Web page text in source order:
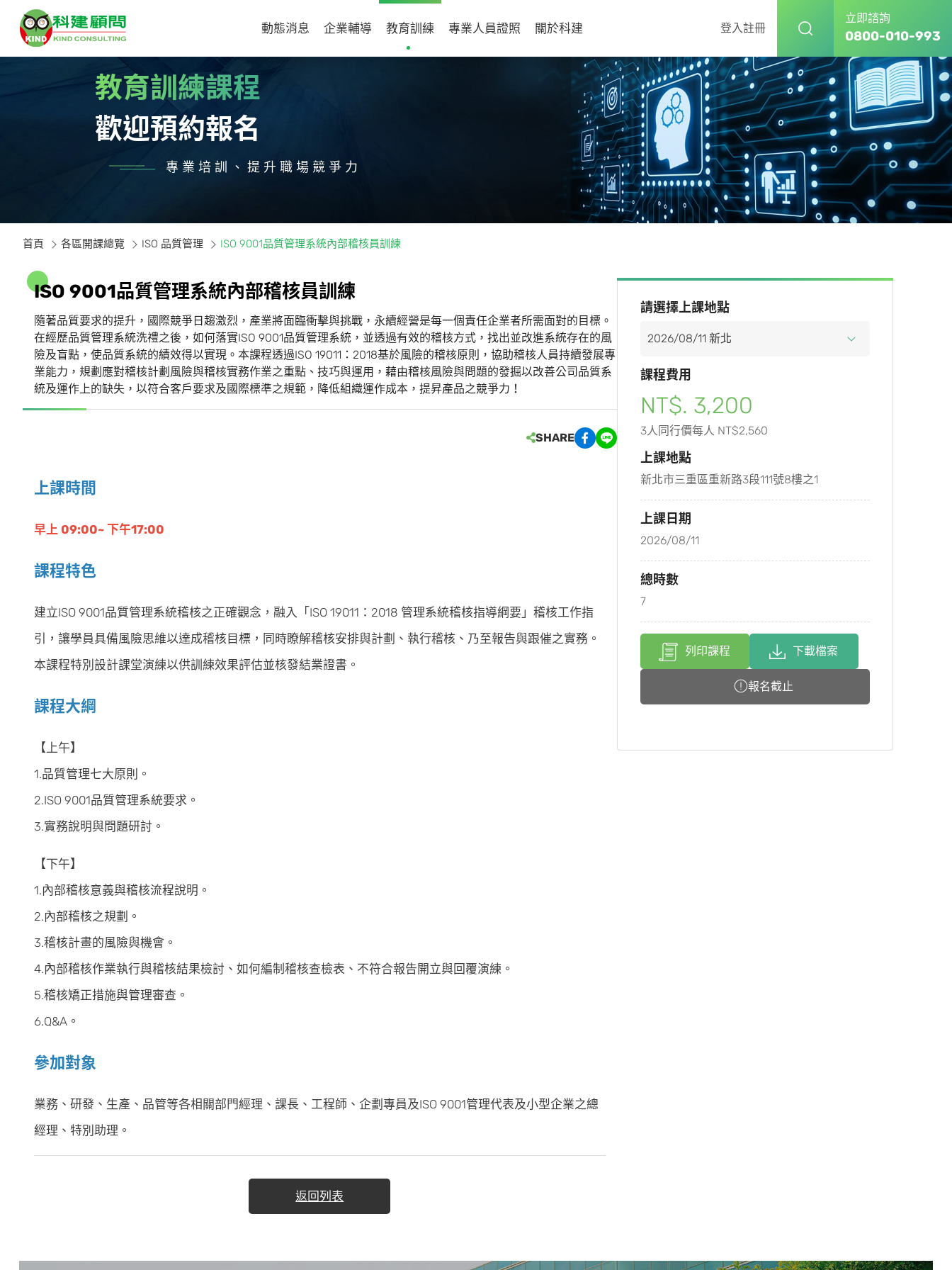
動態消息 企業輔導 教育訓練 專業人員證照 關於科建 登入註冊
立即諮詢
0800-010-993
教育訓練課程
歡迎預約報名
專業培訓、提升職場競爭力
首頁 各區開課總覽 ISO 品質管理 ISO 9001品質管理系統內部稽核員訓練
ISO 9001品質管理系統內部稽核員訓練
隨著品質要求的提升，國際競爭日趨激烈，產業將面臨衝擊與挑戰，永續經營是每一個責任企業者所需面對的目標。
在經歷品質管理系統洗禮之後，如何落實ISO 9001品質管理系統，並透過有效的稽核方式，找出並改進系統存在的風
險及盲點，使品質系統的績效得以實現。本課程透過ISO 19011：2018基於風險的稽核原則，協助稽核人員持續發展專
業能力，規劃應對稽核計劃風險與稽核實務作業之重點、技巧與運用，藉由稽核風險與問題的發掘以改善公司品質系
統及運作上的缺失，以符合客戶要求及國際標準之規範，降低組織運作成本，提昇產品之競爭力！
SHARE
上課時間
早上 09:00~ 下午17:00
課程特色
建立ISO 9001品質管理系統稽核之正確觀念，融入「ISO 19011：2018 管理系統稽核指導綱要」稽核工作指
引，讓學員具備風險思維以達成稽核目標，同時瞭解稽核安排與計劃、執行稽核、乃至報告與跟催之實務。
本課程特別設計課堂演練以供訓練效果評估並核發結業證書。
課程大綱
【上午】
1.品質管理七大原則。
2.ISO 9001品質管理系統要求。
3.實務說明與問題研討。
【下午】
1.內部稽核意義與稽核流程說明。
2.內部稽核之規劃。
3.稽核計畫的風險與機會。
4.內部稽核作業執行與稽核結果檢討、如何編制稽核查檢表、不符合報告開立與回覆演練。
5.稽核矯正措施與管理審查。
6.Q&A。
參加對象
業務、研發、生產、品管等各相關部門經理、課長、工程師、企劃專員及ISO 9001管理代表及小型企業之總
經理、特別助理。
返回列表
請選擇上課地點
課程費用
NT$. 3,200
3人同行價每人 NT$2,560
上課地點
新北市三重區重新路3段111號8樓之1
上課日期
2026/08/11
總時數
7
列印課程 下載檔案
報名截止